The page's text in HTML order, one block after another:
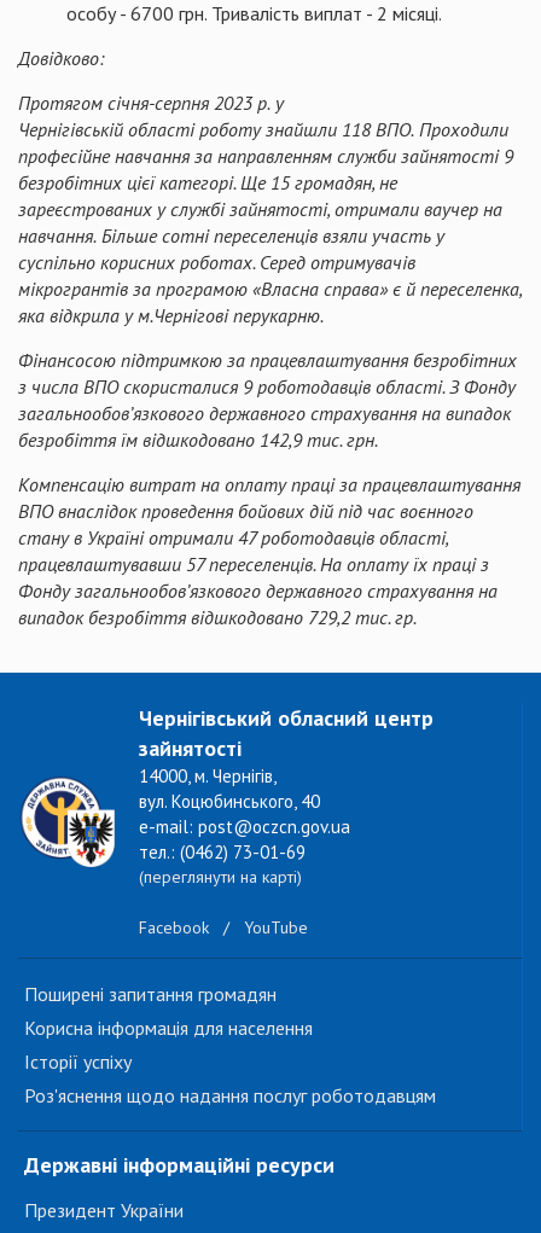
особу - 6700 грн. Тривалість виплат - 2 місяці.
Довідково:
Протягом січня-серпня 2023 р. у
Чернігівській областіроботу знайшли 118ВПО. Проходили
професійне навчання за направленням служби зайнятості 9
безробітних цієї категорі. Ще 15 громадян, не
зареєстрованих у службі зайнятості, отримали ваучер на
навчання. Більше сотні переселенців взяли участь у
суспільно корисних роботах. Серед отримувачів
мікрогрантів за програмою «Власна справа» є й переселенка,
яка відкрила у м.Чернігові перукарню.
Фінансосою підтримкою за працевлаштування безробітних
з числа ВПО скористалися 9 роботодавців області. ЗФонду
загальнообов’язкового державного страхування на випадок
безробіття їм відшкодовано 142,9 тис.грн.
Компенсацію витрат на оплату праці за працевлаштування
ВПО внаслідок проведення бойових дій під час воєнного
стану в Україні отримали 47 роботодавців області,
працевлаштувавши 57 переселенців.На оплату їх праці з
Фонду загальнообов’язкового державного страхування на
випадок безробіття відшкодовано 729,2 тис. гр.
Чернігівський обласний центр
зайнятості
14000, м. Чернігів,
вул. Коцюбинського, 40
e-mail: post@oczcn.gov.ua
тел.: (0462) 73-01-69
(переглянути на карті)
Facebook / YouTube
Поширені запитання громадян
Корисна інформація для населення
Історії успіху
Роз'яснення щодо надання послуг роботодавцям
Державні інформаційні ресурси
Президент України